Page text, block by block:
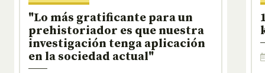
"Lo más gratificante para un
prehistoriador es que nuestra
investigación tenga aplicación
en la sociedad actual"